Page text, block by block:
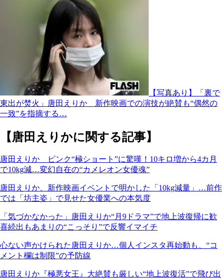
【写真あり】「裏で
東出が焚火」唐田えりか 新作映画での演技が絶賛も“偶然の
一致”を指摘する…
【唐田えりかに関する記事】
唐田えりか ピンク“極ショート”に驚嘆！10キロ増から4カ月
で10kg減…変幻自在の“カメレオン女優魂”
唐田えりか、新作映画イベントで明かした「10kg減量」…前作
では「坊主姿」で見せた女優業への本気度
「気づかなかった」唐田えりか“月9ドラマ”で地上波復帰に歓
喜続出もあまりの“こっそり”で反響イマイチ
心ない声かけられた唐田えりか…個人インスタ再始動も、“コ
メント欄は制限”の予防線
唐田えりか『極悪女王』大絶賛も厳しい“地上波復活”で飛び出